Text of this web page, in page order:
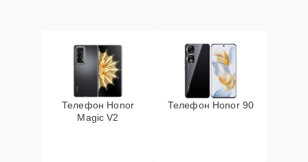
Телефон Honor
Magic V2
Телефон Honor 90